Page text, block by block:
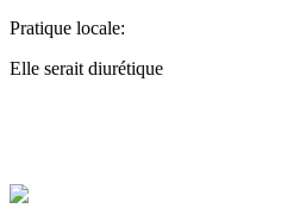
Pratique locale:
Elle serait diurétique